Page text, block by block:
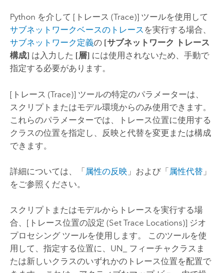
Python を介して [トレース (Trace)] ツールを使用して
サブネットワークベースのトレース を実行する場合、
サブネットワーク定義の [サブネットワーク トレース
構成] は入力した [層] には使用されないため、手動で
指定する必要があります。
[トレース (Trace)] ツールの特定のパラメーターは、
スクリプトまたはモデル環境からのみ使用できます。
これらのパラメーターでは、トレース位置に使用する
クラスの位置を指定し、反映と代替を変更または構成
できます。
詳細については、「属性の反映 」および「属性代替」
をご参照ください。
スクリプトまたはモデルからトレースを実行する場
合、 [トレース位置の設定 (Set Trace Locations)] ジオ
プロセシング ツールを使用します。 このツールを使
用して、指定する位置に、UN_ フィーチャクラスま
たは新しいクラスのいずれかのトレース位置を配置で